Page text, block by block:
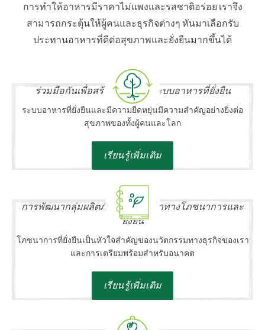
การทำให้อาหารมีราคาไม่แพงและรสชาติอร่อย เราจึง
สามารถกระตุ้นให้ผู้คนและธุรกิจต่างๆ หันมาเลือกรับ
ประทานอาหารที่ดีต่อสุขภาพและยั่งยืนมากขึ้นได้
ร่วมมือกันเพื่อสร้างเครือข่ายระบบอาหารที่ยั่งยืน
ระบบอาหารที่ยั่งยืนและมีความยืดหยุ่นมีความสำคัญอย่างยิ่งต่อ
สุขภาพของทั้งผู้คนและโลก
เรียนรู้เพิ่มเติม
การพัฒนากลุ่มผลิตภัณฑ์ที่มีคุณค่าทางโภชนาการและ
ยั่งยืน
โภชนาการที่ยั่งยืนเป็นหัวใจสำคัญของนวัตกรรมทางธุรกิจของเรา
และการเตรียมพร้อมสำหรับอนาคต
เรียนรู้เพิ่มเติม